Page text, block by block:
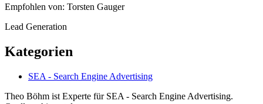
Empfohlen von: Torsten Gauger
Lead Generation
Kategorien
SEA - Search Engine Advertising
Theo Böhm ist Experte für SEA - Search Engine Advertising.